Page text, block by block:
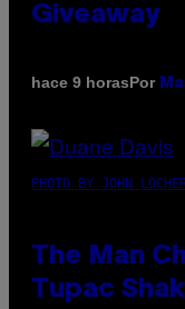
Giveaway
hace 9 horasPor
PHOTO BY JOHN
The Man
Tupac